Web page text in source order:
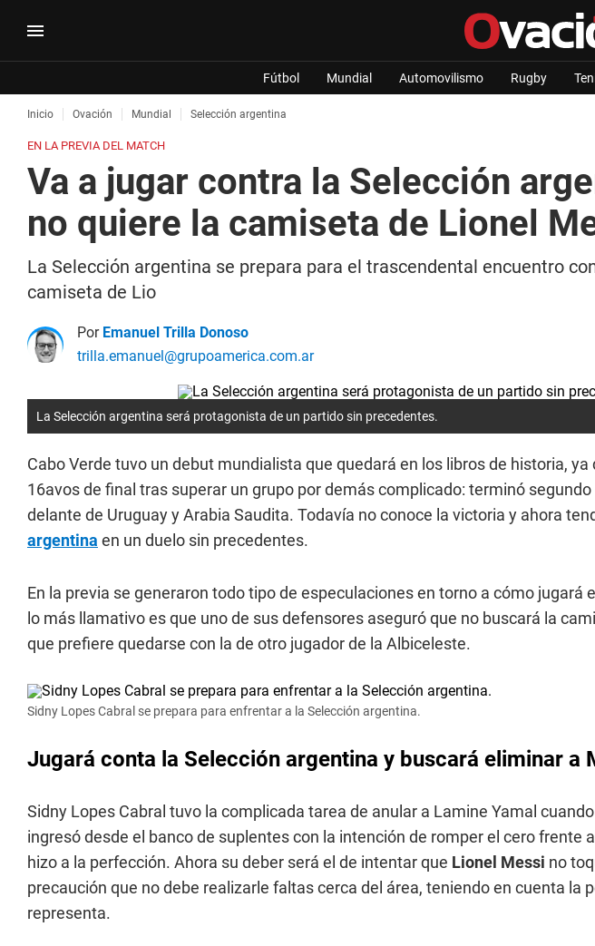
Fútbol Mundial Automovilismo Rugby
Inicio Ovación Mundial Selección argentina
EN LA PREVIA DEL MATCH
Va a jugar contra la Selección
no quiere la camiseta de Lionel
La Selección argentina se prepara para el trascendental encuentro
camiseta de Lio
Por Emanuel Trilla Donoso
trilla.emanuel@grupoamerica.com.ar
La Selección argentina será protagonista de un partido sin precedentes.
Cabo Verde tuvo un debut mundialista que quedará en los libros de historia,
16avos de final tras superar un grupo por demás complicado: terminó
delante de Uruguay y Arabia Saudita. Todavía no conoce la victoria y ahora
argentina en un duelo sin precedentes.
En la previa se generaron todo tipo de especulaciones en torno a cómo jugará
lo más llamativo es que uno de sus defensores aseguró que no buscará la
que prefiere quedarse con la de otro jugador de la Albiceleste.
Sidny Lopes Cabral se prepara para enfrentar a la Selección argentina.
Jugará conta la Selección argentina y buscará eliminar a
Sidny Lopes Cabral tuvo la complicada tarea de anular a Lamine Yamal
ingresó desde el banco de suplentes con la intención de romper el cero frente
hizo a la perfección. Ahora su deber será el de intentar que Lionel Messi no
precaución que no debe realizarle faltas cerca del área, teniendo en cuenta la
representa.